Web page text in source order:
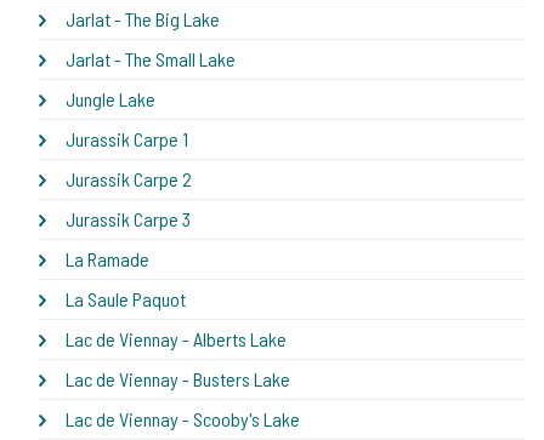
Jarlat - The Big Lake
Jarlat - The Small Lake
Jungle Lake
Jurassik Carpe 1
Jurassik Carpe 2
Jurassik Carpe 3
La Ramade
La Saule Paquot
Lac de Viennay - Alberts Lake
Lac de Viennay - Busters Lake
Lac de Viennay - Scooby's Lake